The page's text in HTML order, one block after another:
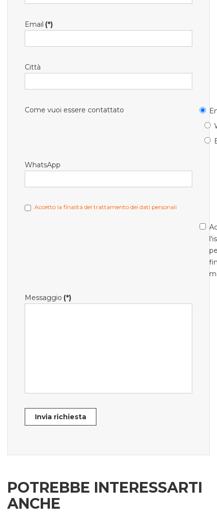
Email (*)
Città
Come vuoi essere contattato
WhatsApp
Accetto la finalità del trattamento dei dati personali
Messaggio (*)
Invia richiesta
POTREBBE INTERESSARTI
ANCHE